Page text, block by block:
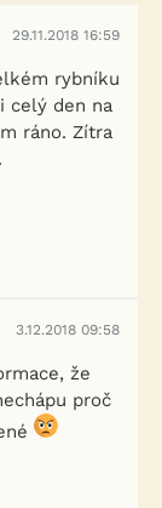
29.11.2018 16:59
rybníku
celý den na
ráno. Zítra
3.12.2018 09:58
že
proč